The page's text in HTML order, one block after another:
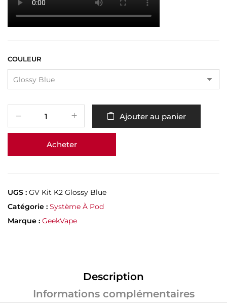
COULEUR
Ajouter au panier
Acheter
UGS : GV Kit K2 Glossy Blue
Catégorie : Système À Pod
Marque : GeekVape
Description
Informations complémentaires